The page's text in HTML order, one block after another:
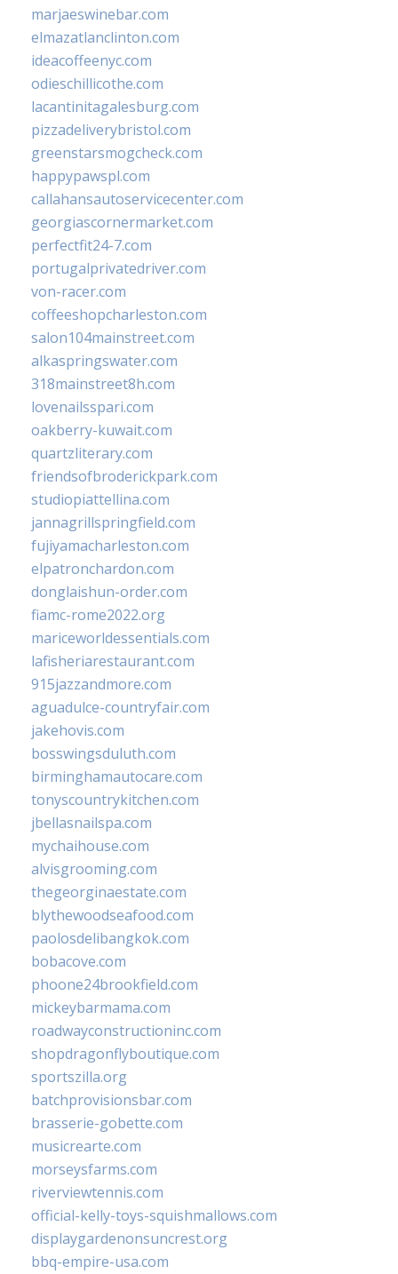
marjaeswinebar.com
elmazatlanclinton.com
ideacoffeenyc.com
odieschillicothe.com
lacantinitagalesburg.com
pizzadeliverybristol.com
greenstarsmogcheck.com
happypawspl.com
callahansautoservicecenter.com
georgiascornermarket.com
perfectfit24-7.com
portugalprivatedriver.com
von-racer.com
coffeeshopcharleston.com
salon104mainstreet.com
alkaspringswater.com
318mainstreet8h.com
lovenailsspari.com
oakberry-kuwait.com
quartzliterary.com
friendsofbroderickpark.com
studiopiattellina.com
jannagrillspringfield.com
fujiyamacharleston.com
elpatronchardon.com
donglaishun-order.com
fiamc-rome2022.org
mariceworldessentials.com
lafisheriarestaurant.com
915jazzandmore.com
aguadulce-countryfair.com
jakehovis.com
bosswingsduluth.com
birminghamautocare.com
tonyscountrykitchen.com
jbellasnailspa.com
mychaihouse.com
alvisgrooming.com
thegeorginaestate.com
blythewoodseafood.com
paolosdelibangkok.com
bobacove.com
phoone24brookfield.com
mickeybarmama.com
roadwayconstructioninc.com
shopdragonflyboutique.com
sportszilla.org
batchprovisionsbar.com
brasserie-gobette.com
musicrearte.com
morseysfarms.com
riverviewtennis.com
official-kelly-toys-squishmallows.com
displaygardenonsuncrest.org
bbq-empire-usa.com